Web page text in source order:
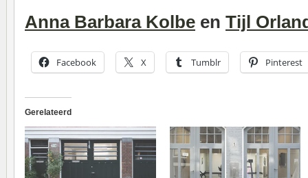
Anna Barbara Kolbe en Tijl
Facebook X Tumblr Pinterest
Gerelateerd